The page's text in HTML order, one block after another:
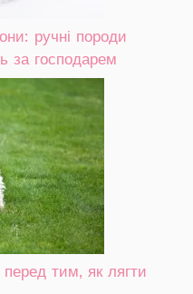
ручні породи
за господарем
тим, як лягти